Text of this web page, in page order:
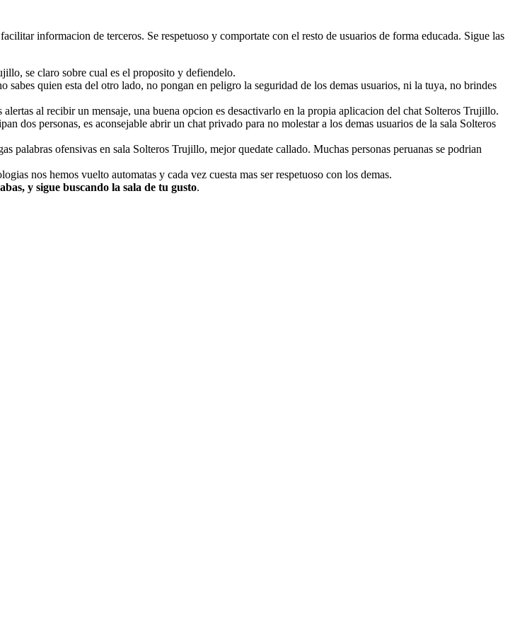
informacion de terceros. Se respetuoso y comportate con el resto de usuarios de forma educada. Sigue las
se claro sobre cual es el proposito y defiendelo.
sabes quien esta del otro lado, no pongan en peligro la seguridad de los demas usuarios, ni la tuya, no brindes
al recibir un mensaje, una buena opcion es desactivarlo en la propia aplicacion del chat Solteros Trujillo.
dos personas, es aconsejable abrir un chat privado para no molestar a los demas usuarios de la sala Solteros
palabras ofensivas en sala Solteros Trujillo, mejor quedate callado. Muchas personas peruanas se podrian
nos hemos vuelto automatas y cada vez cuesta mas ser respetuoso con los demas.
y sigue buscando la sala de tu gusto.